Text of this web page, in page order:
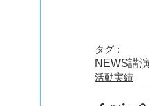
タグ：
NEWS講
活動実績